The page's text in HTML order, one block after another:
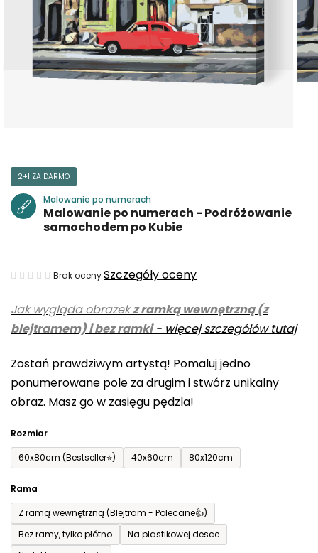
Jak wygląda obrazekz ramką wewnętrzną (z
blejtramem) i bez ramki- więcej szczegółów tutaj
Zostań prawdziwym artystą! Pomaluj jedno
ponumerowane pole za drugim i stwórz unikalny
obraz. Masz go w zasięgu pędzla!
Rozmiar
60x80cm (Bestseller⭐)
40x60cm 80x120cm
Rama
Z ramą wewnętrzną (Blejtram - Polecane👍)
Bez ramy, tylko płótno
Na plastikowej desce
2+1 ZA DARMO
Malowanie po numerach
Malowanie po numerach - Podróżowanie
samochodem po Kubie
Średnia
produktu
wynosi
na
5
gwiazdek.
Brak ocenySzczegóły oceny